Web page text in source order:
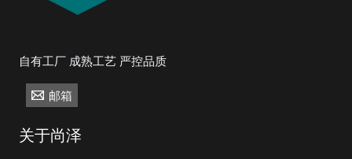
自有工厂 成熟工艺 严控品质
邮箱
关于尚泽